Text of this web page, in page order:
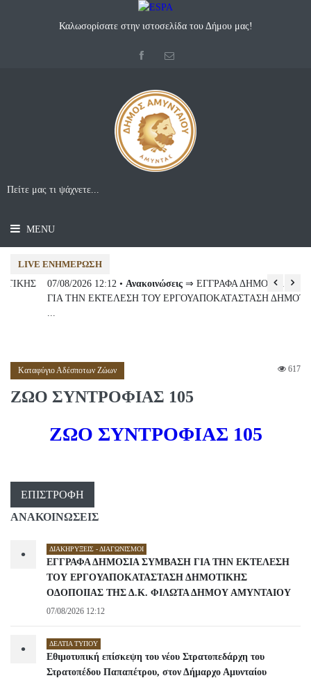
Καλωσορίσατε στην ιστοσελίδα του Δήμου μας!
MENU
LIVE ΕΝΗΜΈΡΩΣΗ
07/08/2026 12:12 •Ανακοινώσεις⇒ ΕΓΓΡΑΦΑ ΔΗΜΟΣΙΑ ΣΥΜΒΑΣΗ
ΓΙΑ ΤΗΝ ΕΚΤΕΛΕΣΗ ΤΟΥ ΕΡΓΟΥΑΠΟΚΑΤΑΣΤΑΣΗ ΔΗΜΟΤΙΚΗΣ
Καταφύγιο Αδέσποτων Ζώων 617
ΖΩΟ ΣΥΝΤΡΟΦΙΑΣ 105
ΖΩΟ ΣΥΝΤΡΟΦΙΑΣ 105
ΕΠΙΣΤΡΟΦΉ
ΑΝΑΚΟΙΝΩΣΕΙΣ
• ΔΙΑΚΗΡΎΞΕΙΣ - ΔΙΑΓΩΝΙΣΜΟΊ
ΕΓΓΡΑΦΑ ΔΗΜΟΣΙΑ ΣΥΜΒΑΣΗ ΓΙΑ ΤΗΝ ΕΚΤΕΛΕΣΗ
ΤΟΥ ΕΡΓΟΥΑΠΟΚΑΤΑΣΤΑΣΗ ΔΗΜΟΤΙΚΗΣ
ΟΔΟΠΟΙΙΑΣ ΤΗΣ Δ.Κ. ΦΙΛΩΤΑ ΔΗΜΟΥ ΑΜΥΝΤΑΙΟΥ
07/08/2026 12:12
• ΔΕΛΤΊΑ ΤΎΠΟΥ
Εθιμοτυπική επίσκεψη του νέου Στρατοπεδάρχη του
Στρατοπέδου Παπαπέτρου, στον Δήμαρχο Αμυνταίου